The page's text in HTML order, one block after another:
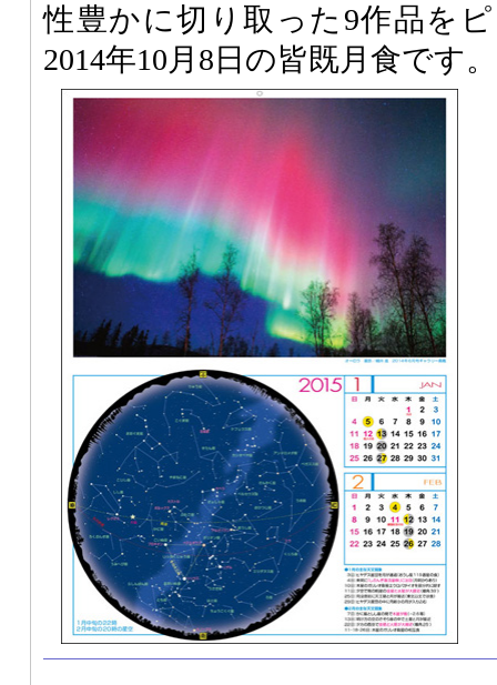
性豊かに切り取った9作品を
2014年10月8日の皆既月食です。